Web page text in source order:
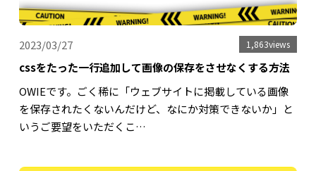
cssをたった一行追加して画像の保存をさせなくする方法
2023/03/27 1,863views
OWIEです。ごく稀に「ウェブサイトに掲載している画像
を保存されたくないんだけど、なにか対策できないか」と
いうご要望をいただくこ…